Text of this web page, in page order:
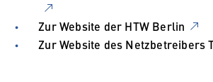
Zur Website der HTW Berlin
Zur Website des Netzbetreibers